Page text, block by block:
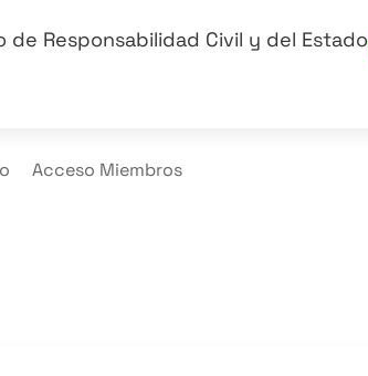
de Responsabilidad Civil y del Estado
Acceso Miembros